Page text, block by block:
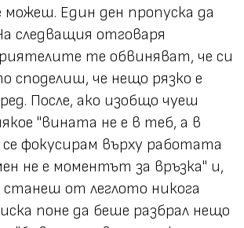
можеш. Един ден пропуска да
следващия отговаря
те обвиняват, че си
споделиш, че нещо рязко е
После, ако изобщо чуеш
"вината не е в теб, а в
фокусирам върху работата
не е моментът за връзка" и,
станеш от леглото никога
поне да беше разбрал нещо